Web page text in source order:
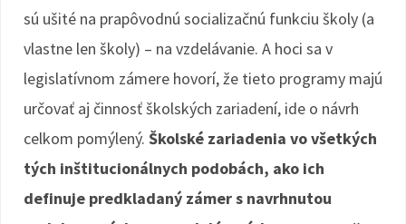
sú ušité na prapôvodnú socializačnú funkciu školy (a
vlastne len školy) – na vzdelávanie. A hoci sa v
legislatívnom zámere hovorí, že tieto programy majú
určovať aj činnosť školských zariadení, ide o návrh
celkom pomýlený. Školské zariadenia vo všetkých
tých inštitucionálnych podobách, ako ich
definuje predkladaný zámer s navrhnutou